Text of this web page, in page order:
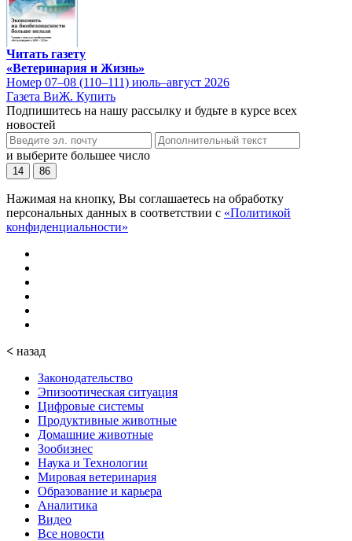
Читать газету
«Ветеринария и Жизнь»
Номер 07–08 (110–111) июль–август 2026
Газета ВиЖ. Купить
Подпишитесь на нашу рассылку и будьте в курсе всех
новостей
и выберите большее число
14 86
Нажимая на кнопку, Вы соглашаетесь на обработку
персональных данных в соответствии с «Политикой
конфиденциальности»
< назад
Законодательство
Эпизоотическая ситуация
Цифровые системы
Продуктивные животные
Домашние животные
Зообизнес
Наука и Технологии
Мировая ветеринария
Образование и карьера
Аналитика
Видео
Все новости